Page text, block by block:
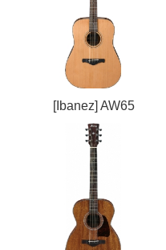
[Ibanez] AW65